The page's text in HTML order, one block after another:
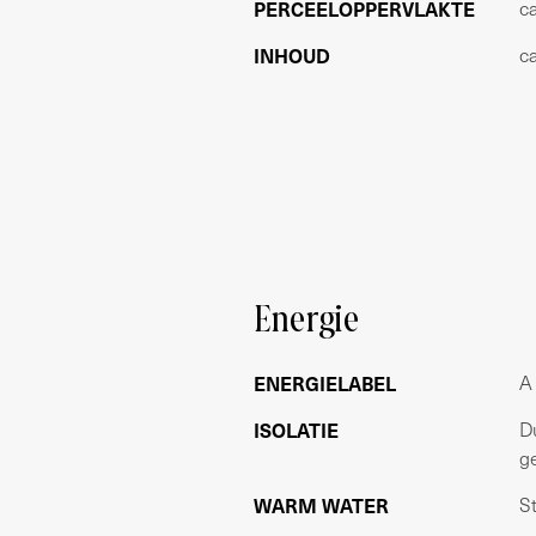
- Eigen parkeerplaats in de garage!;
- Balkon op het zuiden;
Oplevering:
Voorbehoud:
Deze informatie is met de nodige
wel de gevolgen daarvan. Alle
PERCEELOPPERVLAKTE
INHOUD
Energie
ENERGIELABEL A
ISOLATIE
WARM WATER